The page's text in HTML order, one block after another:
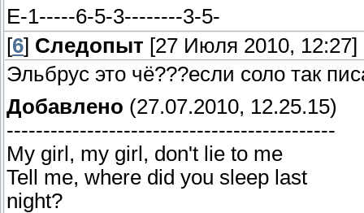
E-1-----6-5-3--------3-5-
[6] Следопыт [27 Июля 2010, 12:27]
Эльбрус это чё???если соло так
Добавлено (27.07.2010, 12.25.15)
---------------------------------------------
My girl, my girl, don't lie to me
Tell me, where did you sleep last
night?